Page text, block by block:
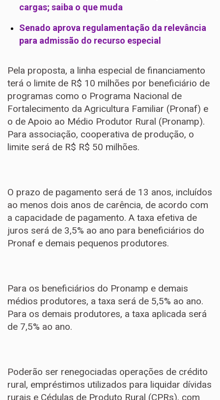
cargas; saiba o que muda
Senado aprova regulamentação da relevância
para admissão do recurso especial
Pela proposta, a linha especial de financiamento
terá o limite de R$ 10 milhões por beneficiário de
programas como o Programa Nacional de
Fortalecimento da Agricultura Familiar (Pronaf) e
o de Apoio ao Médio Produtor Rural (Pronamp).
Para associação, cooperativa de produção, o
limite será de R$ R$ 50 milhões.
O prazo de pagamento será de 13 anos, incluídos
ao menos dois anos de carência, de acordo com
a capacidade de pagamento. A taxa efetiva de
juros será de 3,5% ao ano para beneficiários do
Pronaf e demais pequenos produtores.
Para os beneficiários do Pronamp e demais
médios produtores, a taxa será de 5,5% ao ano.
Para os demais produtores, a taxa aplicada será
de 7,5% ao ano.
Poderão ser renegociadas operações de crédito
rural, empréstimos utilizados para liquidar dívidas
rurais e Cédulas de Produto Rural (CPRs), com